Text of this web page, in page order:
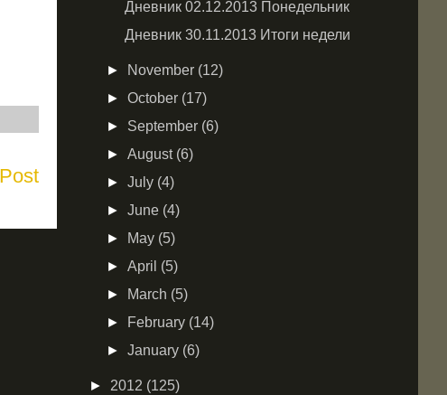
Дневник 02.12.2013 Понедельник
Дневник 30.11.2013 Итоги недели
► November (12)
►October (17)
► September (6)
►August (6)
►July (4)
►June (4)
►
May (5)
►April (5)
►
March (5)
►
February (14)
►January (6)
► 2012 (125)